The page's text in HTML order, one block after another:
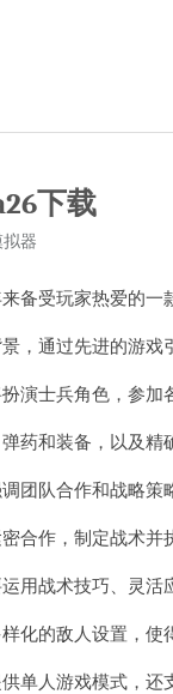
下载
器
受玩家热爱的一款
通过先进的游戏
士兵角色，参加
和装备，以及精
队合作和战略策略
作，制定战术并执
战术技巧、灵活
的敌人设置，使
人游戏模式，还